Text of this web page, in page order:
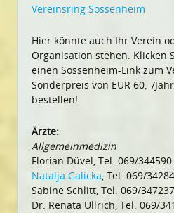
Vereinsring Sossenheim
Hier könnte auch Ihr Verein
Organisation stehen. Klicken
einen Sossenheim-Link zum
Sonderpreis von EUR 60,–/
bestellen!
Ärzte:
Allgemeinmedizin
Florian Düvel, Tel. 069/344590
Natalja Galicka, Tel. 069/
Sabine Schlitt, Tel. 069/347237
Dr. Renata Ullrich, Tel. 069/